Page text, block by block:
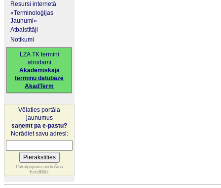
Resursi internetā
«Terminoloģijas
Jaunumi»
Atbalstītāji
Notikumi
LZA TK termini
atrodami
Akadēmiskajā
terminu datubāzē
AkadTerm
Vēlaties portāla
jaunumus
saņemt pa e-pastu?
Norādiet savu adresi:
Pakalpojumu nodrošina
FeedBlitz